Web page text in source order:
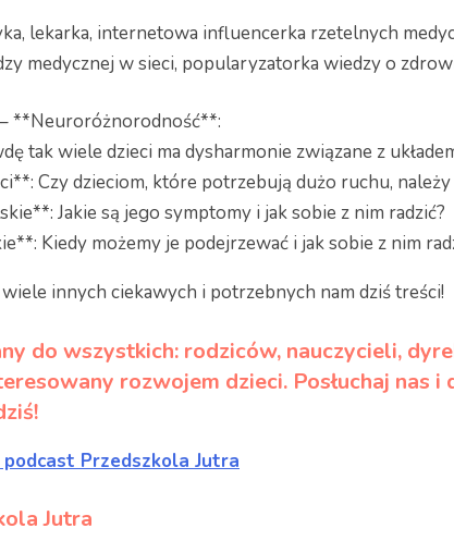
lekarka, internetowa influencerka rzetelnych
medycznej w sieci, popularyzatorka wiedzy o
**Neuroróżnorodność**:
tak wiele dzieci ma dysharmonie związane z
Czy dzieciom, które potrzebują dużo ruchu,
Jakie są jego symptomy i jak sobie z nim radzić?
Kiedy możemy je podejrzewać i jak sobie z nim
innych ciekawych i potrzebnych nam dziś treści!
do wszystkich: rodziców, nauczycieli,
rozwojem dzieci. Posłuchaj nas
podcast Przedszkola Jutra
Jutra